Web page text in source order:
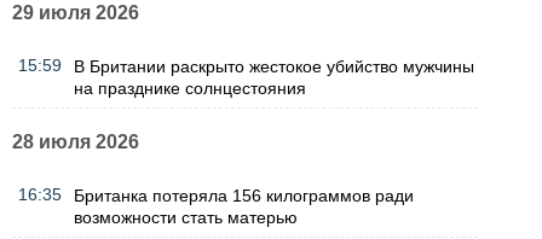
29 июля 2026
15:59
В Британии раскрыто жестокое убийство мужчины
на празднике солнцестояния
28 июля 2026
16:35
Британка потеряла 156 килограммов ради
возможности стать матерью